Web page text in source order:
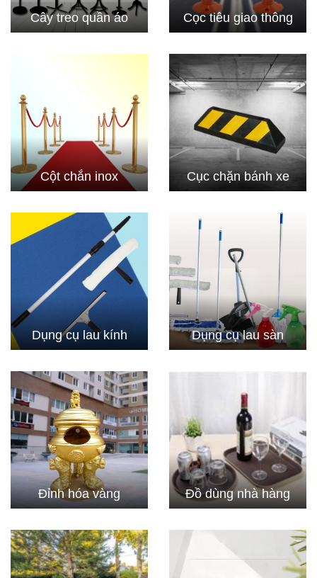
Cây treo quần áo Cọc tiêu giao thông
Cột chắn inox Cục chặn bánh xe
Dụng cụ lau kính Dụng cụ lau sàn
Đỉnh hóa vàng Đồ dùng nhà hàng